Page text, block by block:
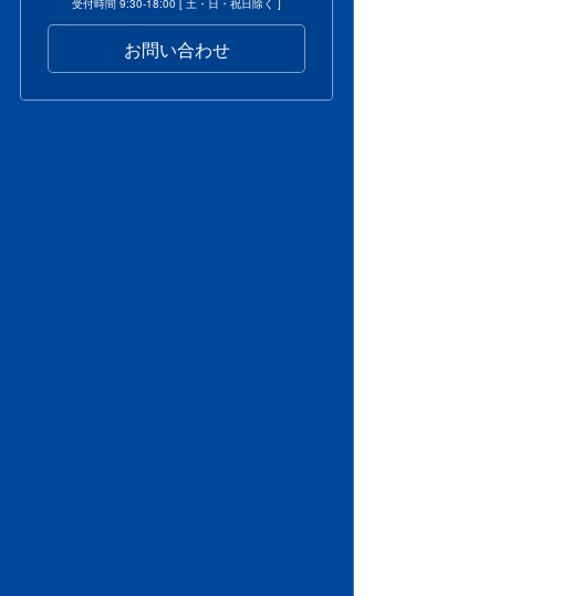
受付時間 9:30-18:00 [ 土・日・祝日除く ]
お問い合わせ